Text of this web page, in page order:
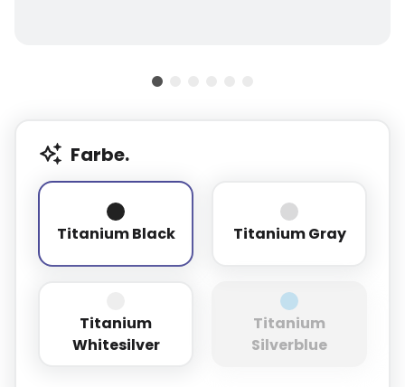
Farbe.
Titanium Black
Titanium Black Titanium Gray
Titanium Gray
Titanium
Whitesilver
Titanium WhitesilverTitanium
Silverblue
Titanium